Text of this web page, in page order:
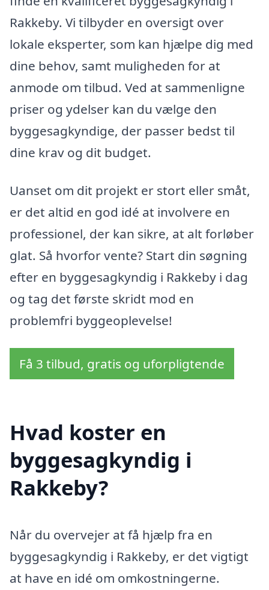
Rakkeby. Vi tilbyder en oversigt over
lokale eksperter, som kan hjælpe dig med
dine behov, samt muligheden for at
anmode om tilbud. Ved at sammenligne
priser og ydelser kan du vælge den
byggesagkyndige, der passer bedst til
dine krav og dit budget.
Uanset om dit projekt er stort eller småt,
er det altid en god idé at involvere en
professionel, der kan sikre, at alt forløber
glat. Så hvorfor vente? Start din søgning
efter en byggesagkyndig i Rakkeby i dag
og tag det første skridt mod en
problemfri byggeoplevelse!
Få 3 tilbud, gratis og uforpligtende
Hvad koster en
byggesagkyndig i
Rakkeby?
Når du overvejer at få hjælp fra en
byggesagkyndig i Rakkeby, er det vigtigt
at have en idé om omkostningerne.